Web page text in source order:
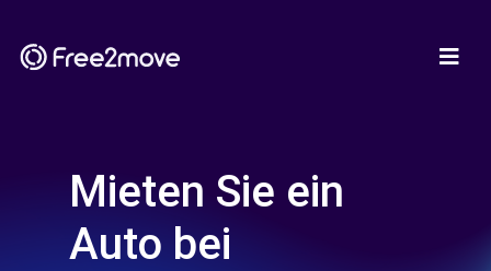
Mieten Sie ein
Auto bei